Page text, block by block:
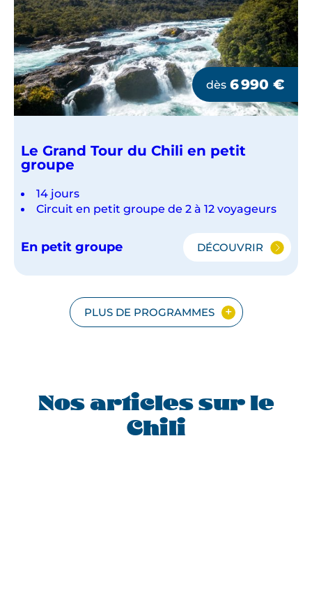
dès 6 990 €
Le Grand Tour du Chili en petit
groupe
14 jours
Circuit en petit groupe de 2 à 12 voyageurs
En petit groupe DÉCOUVRIR
LE
DU
CHILI
EN
PLUS DE PROGRAMMES
Nos articles sur le
Chili